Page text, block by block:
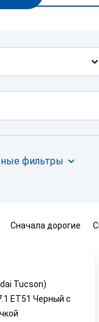
фильтры
Сначала дорогие
Tucson)
ET51 Черный с